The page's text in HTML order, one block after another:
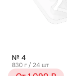
№ 4
830 г / 24 шт